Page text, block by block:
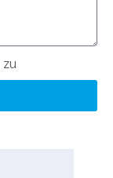
zu